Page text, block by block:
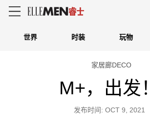
世界 时装 玩物
家居廊DECO
M+，出发！
发布时间: OCT 9, 2021